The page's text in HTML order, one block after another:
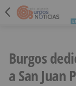
Burgos
a San Juan